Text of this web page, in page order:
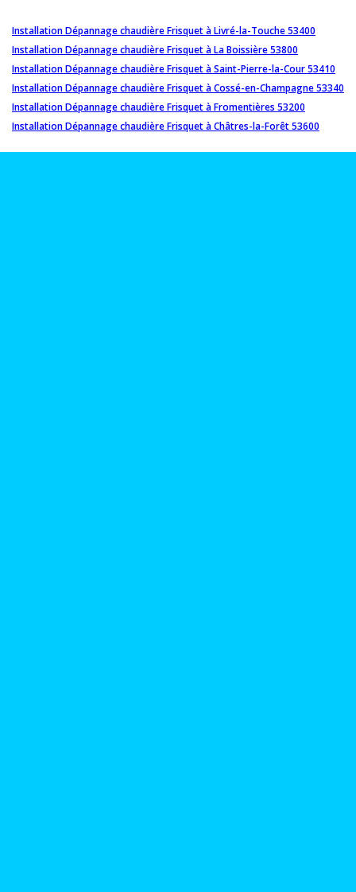
Installation Dépannage chaudière Frisquet à Livré-la-Touche 53400
Installation Dépannage chaudière Frisquet à La Boissière 53800
Installation Dépannage chaudière Frisquet à Saint-Pierre-la-Cour 53410
Installation Dépannage chaudière Frisquet à Cossé-en-Champagne 53340
Installation Dépannage chaudière Frisquet à Fromentières 53200
Installation Dépannage chaudière Frisquet à Châtres-la-Forêt 53600